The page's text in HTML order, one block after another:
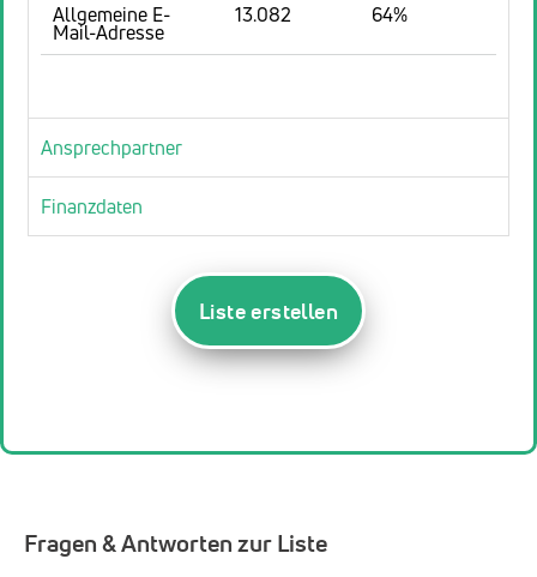
Allgemeine E-
Mail-Adresse
13.082 64%
Ansprechpartner
Finanzdaten
Liste erstellen
Fragen & Antworten zur Liste